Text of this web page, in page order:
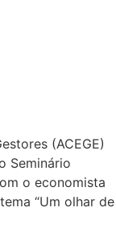
(ACEGE)
Seminário
o economista
“Um olhar de